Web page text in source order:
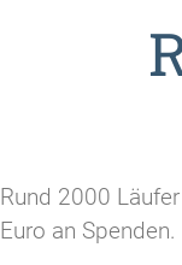
Rund 2000
Euro an Spenden.